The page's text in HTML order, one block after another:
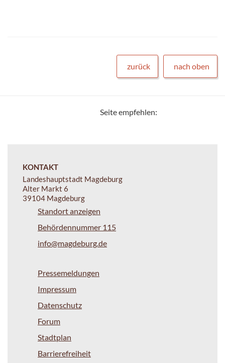
zurück nach oben
Seite empfehlen:
KONTAKT
Landeshauptstadt Magdeburg
Alter Markt 6
39104 Magdeburg
Standort anzeigen
Behördennummer 115
info@magdeburg.de
Pressemeldungen
Impressum
Datenschutz
Forum
Stadtplan
Barrierefreiheit